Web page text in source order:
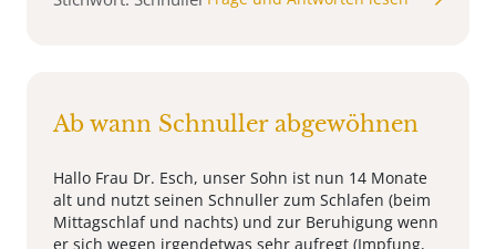
Ab wann Schnuller abgewöhnen
Hallo Frau Dr. Esch, unser Sohn ist nun 14 Monate
alt und nutzt seinen Schnuller zum Schlafen (beim
Mittagschlaf und nachts) und zur Beruhigung wenn
er sich wegen irgendetwas sehr aufregt (Impfung,